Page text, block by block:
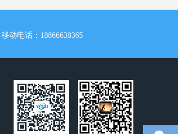
移动电话：18866638365